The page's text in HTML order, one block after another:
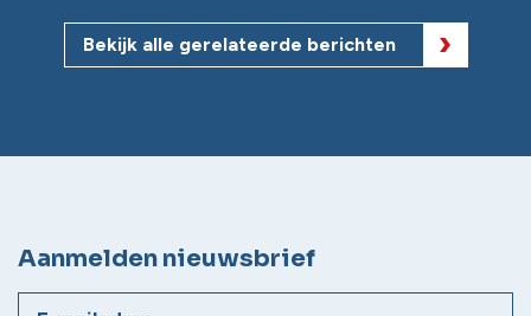
Bekijk alle gerelateerde berichten
Aanmelden nieuwsbrief